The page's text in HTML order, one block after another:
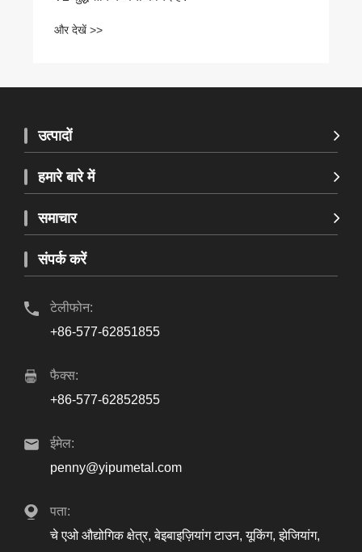
उत्पादों
हमारे बारे में
समाचार
संपर्क करें
टेलीफोन:
+86-577-62851855
फैक्स:
+86-577-62852855
ईमेल:
penny@yipumetal.com
पता:
चे एओ औद्योगिक क्षेत्र, बेइबाइज़ियांग टाउन, यूकिंग, झेजियांग,